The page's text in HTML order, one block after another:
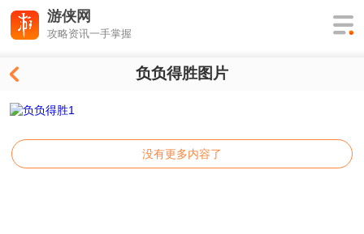
游侠网
攻略资讯一手掌握
负负得胜图片
没有更多内容了